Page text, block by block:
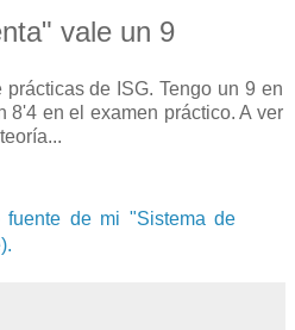
vale un 9
de ISG. Tengo un 9 en
8'4 en el examen práctico. A ver
fuente de mi "Sistema de